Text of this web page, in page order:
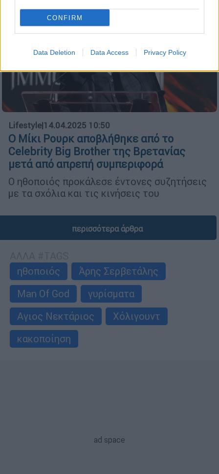
CONFIRM
Data Deletion Data Access Privacy Policy
Lifestyle|14.04.2025 10:50
Ο Μίκι Ρουρκ αποβλήθηκε από το
Celebrity Big Brother της Βρετανίας
μετά από απρεπή συμπεριφορά
Ο ηθοποιός προκάλεσε έντονες συζητήσεις
με τα σχόλια και τις κινήσεις του
περισσότερα άρθρα
ηθοποιός
Άρης Σερβετάλης
Man Of God
γυρίσματα
Αγιος Νεκτάριος
Χόλιγουντ
κακοποίηση